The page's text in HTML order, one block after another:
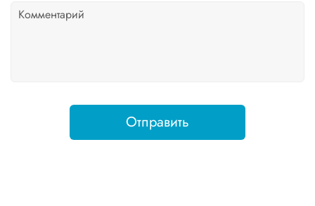
Отправить